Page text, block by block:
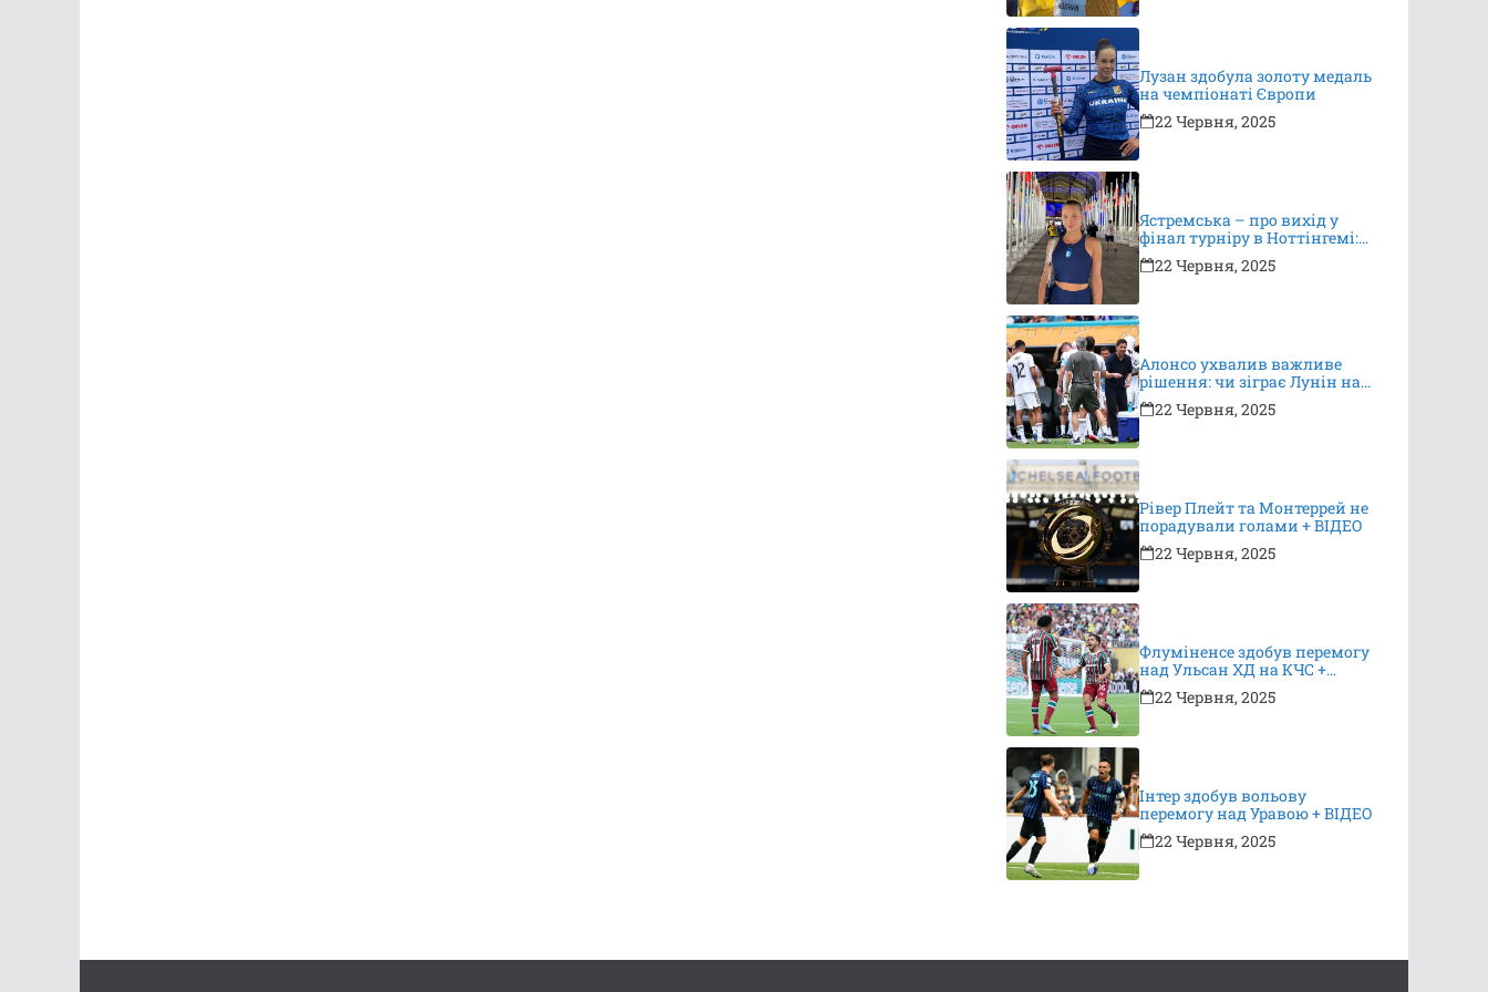
Лузан здобула золоту медаль
на чемпіонаті Європи
22 Червня, 2025
Ястремська – про вихід у
фінал турніру в Ноттінгемі:
це неймовірно, я дуже
вдячна за підтримку
22 Червня, 2025
Алонсо ухвалив важливе
рішення: чи зіграє Лунін на
КЧС?
22 Червня, 2025
Рівер Плейт та Монтеррей не
порадували голами + ВІДЕО
22 Червня, 2025
Флуміненсе здобув перемогу
над Ульсан ХД на КЧС +
ВІДЕО
22 Червня, 2025
Інтер здобув вольову
перемогу над Уравою + ВІДЕО
22 Червня, 2025